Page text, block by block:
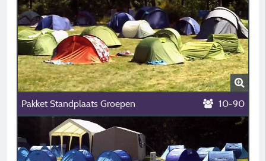
Pakket Standplaats Groepen 10-90